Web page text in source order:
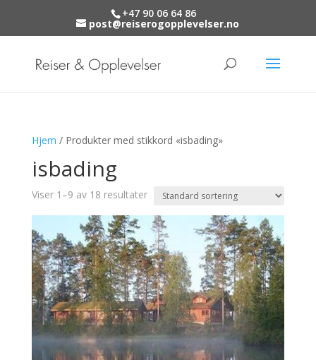
+47 90 06 64 86
post@reiserogopplevelser.no
Hjem / Produkter med stikkord «isbading»
isbading
Viser 1–9 av 18 resultater